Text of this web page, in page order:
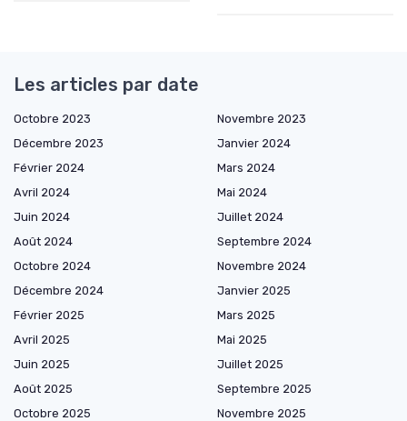
Les articles par date
Octobre 2023
Novembre 2023
Décembre 2023
Janvier 2024
Février 2024
Mars 2024
Avril 2024
Mai 2024
Juin 2024
Juillet 2024
Août 2024
Septembre 2024
Octobre 2024
Novembre 2024
Décembre 2024
Janvier 2025
Février 2025
Mars 2025
Avril 2025
Mai 2025
Juin 2025
Juillet 2025
Août 2025
Septembre 2025
Octobre 2025
Novembre 2025